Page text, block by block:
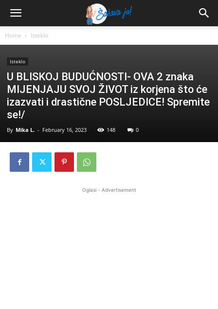
Home Isteklo
Isteklo
U BLISKOJ BUDUĆNOSTI- OVA 2 znaka
MIJENJAJU SVOJ ŽIVOT iz korjena što će
izazvati i drastične POSLJEDICE! Spremite
se!/
By Mika L. - February 16, 2023 148 0
Oglasi - Advertisement